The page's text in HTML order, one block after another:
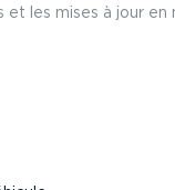
et les mises à jour en